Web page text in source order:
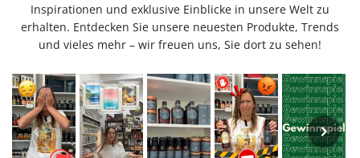
Inspirationen und exklusive Einblicke in unsere Welt zu
erhalten. Entdecken Sie unsere neuesten Produkte, Trends
und vieles mehr – wir freuen uns, Sie dort zu sehen!